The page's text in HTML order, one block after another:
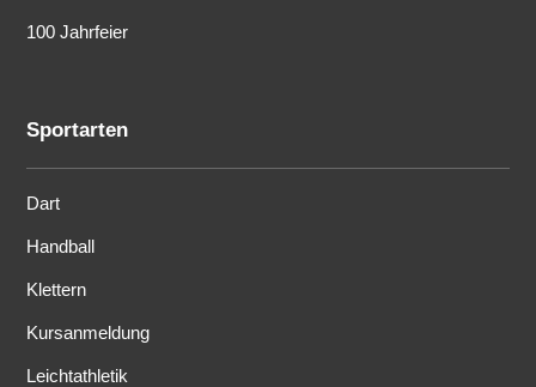
100 Jahrfeier
Sportarten
Dart
Handball
Klettern
Kursanmeldung
Leichtathletik